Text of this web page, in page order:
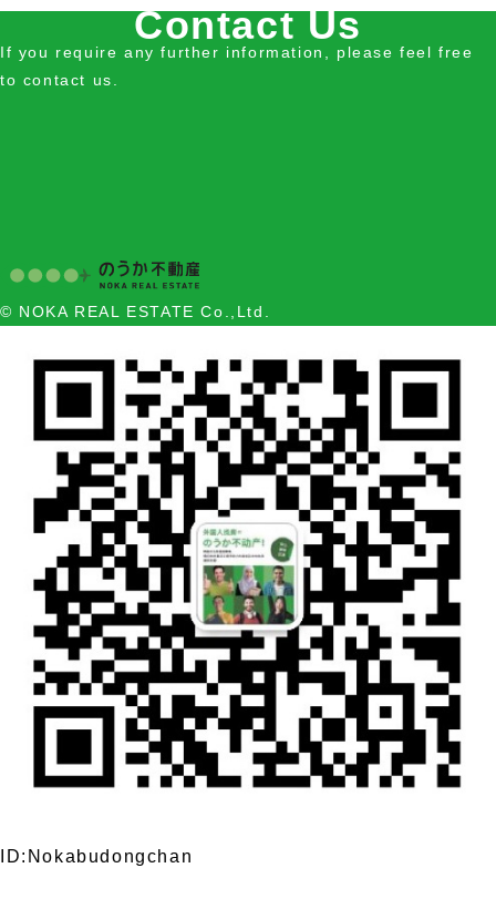
Contact Us
If you require any further information, please feel free
to contact us.
© NOKA REAL ESTATE Co.,Ltd.
ID:Nokabudongchan